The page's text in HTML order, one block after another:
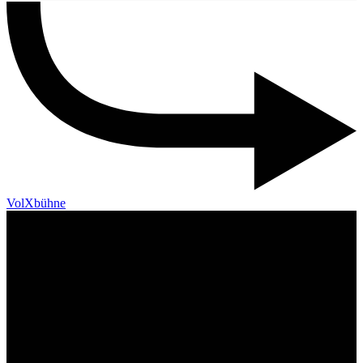
VolXbühne